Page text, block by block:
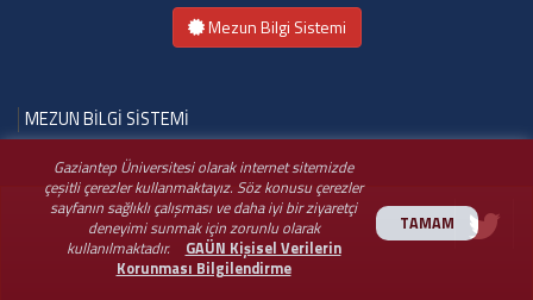
Gaziantep Üniversitesi olarak internet sitemizde
çeşitli çerezler kullanmaktayız. Söz konusu çerezler
sayfanın sağlıklı çalışması ve daha iyi bir ziyaretçi
deneyimi sunmak için zorunlu olarak
kullanılmaktadır.
GAÜN Kişisel Verilerin
Korunması Bilgilendirme
TAMAM
Mezun Bilgi Sistemi
MEZUN BİLGİ SİSTEMİ